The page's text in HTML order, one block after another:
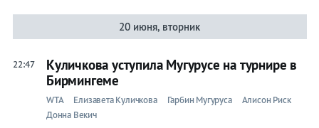
20 июня, вторник
22:47
Куличкова уступила Мугурусе на турнире в
Бирмингеме
WTA Елизавета Куличкова Гарбин Мугуруса
Алисон Риск
Донна Векич